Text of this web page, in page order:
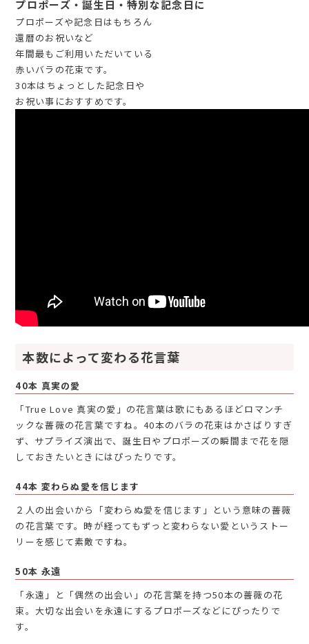
プロポーズ・誕生日・特別な記念日に
プロポーズや記念日はもちろん
還暦のお祝いなど
年間最もご利用いただいている
赤いバラの花束です。
30本はちょっとした記念日や
お祝い事におすすめです。
本数によって変わる花言葉
40本 真実の愛
「True Love 真実の愛」の花言葉は歌にもあるほどロマンチ
ックな薔薇の花言葉ですね。40本のバラの花束はかさばりすぎ
ず、サプライズ演出で、誕生日やプロポーズの瞬間まで花を隠
しておきたいときにはぴったりです。
44本 変わらぬ愛を信じます
２人の出会いから「変わらぬ愛を信じます」という意味の薔薇
の花言葉です。時が経ってもずっと変わらない愛というストー
リーを感じて素敵ですね。
50本 永遠
「永遠」と「偶然の出会い」の花言葉を持つ50本の薔薇の花
束。大切な出会いを永遠にするプロポーズなどにぴったりで
す。